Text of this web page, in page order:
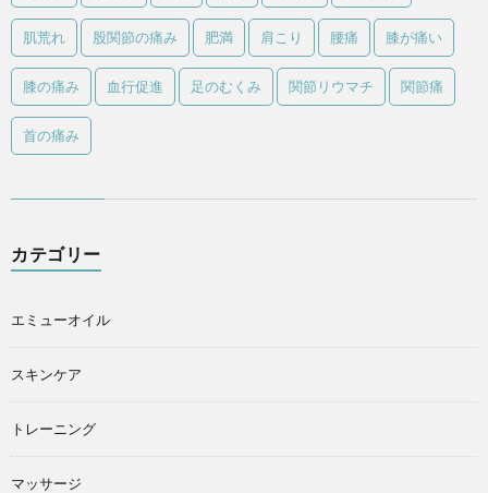
肌荒れ 股関節の痛み 肥満 肩こり 腰痛 膝が痛い
膝の痛み 血行促進 足のむくみ 関節リウマチ 関節痛
首の痛み
カテゴリー
エミューオイル
スキンケア
トレーニング
マッサージ